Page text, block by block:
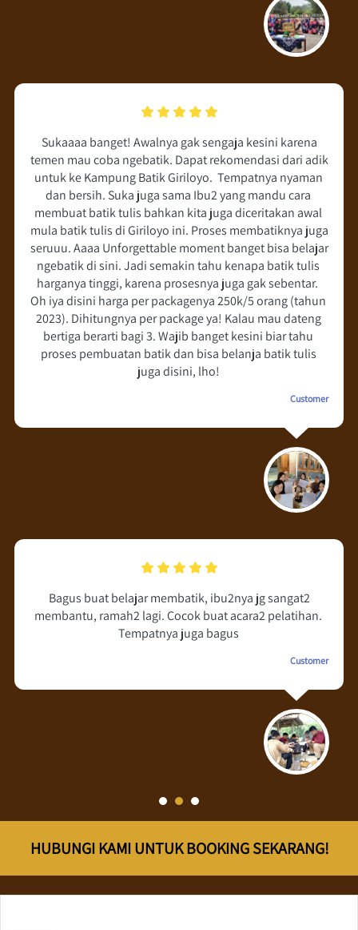
Sukaaaa banget! Awalnya gak sengaja kesini karena
temen mau coba ngebatik. Dapat rekomendasi dari adik
untuk ke Kampung Batik Giriloyo.  Tempatnya nyaman
dan bersih. Suka juga sama Ibu2 yang mandu cara
membuat batik tulis bahkan kita juga diceritakan awal
mula batik tulis di Giriloyo ini. Proses membatiknya juga
seruuu. Aaaa Unforgettable moment banget bisa belajar
ngebatik di sini. Jadi semakin tahu kenapa batik tulis
harganya tinggi, karena prosesnya juga gak sebentar.
Oh iya disini harga per packagenya 250k/5 orang (tahun
2023). Dihitungnya per package ya! Kalau mau dateng
bertiga berarti bagi 3. Wajib banget kesini biar tahu
proses pembuatan batik dan bisa belanja batik tulis
juga disini, lho!
Customer
Bagus buat belajar membatik, ibu2nya jg sangat2
membantu, ramah2 lagi. Cocok buat acara2 pelatihan.
Tempatnya juga bagus
Customer
HUBUNGI KAMI UNTUK BOOKING SEKARANG!